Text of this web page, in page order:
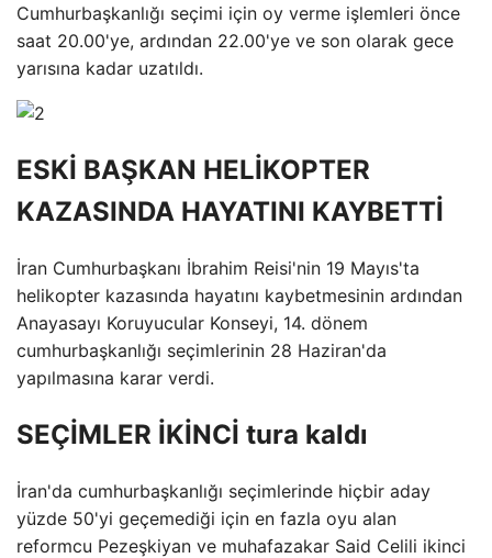
Cumhurbaşkanlığı seçimi için oy verme işlemleri önce
saat 20.00'ye, ardından 22.00'ye ve son olarak gece
yarısına kadar uzatıldı.
ESKİ BAŞKAN HELİKOPTER
KAZASINDA HAYATINI KAYBETTİ
İran Cumhurbaşkanı İbrahim Reisi'nin 19 Mayıs'ta
helikopter kazasında hayatını kaybetmesinin ardından
Anayasayı Koruyucular Konseyi, 14. dönem
cumhurbaşkanlığı seçimlerinin 28 Haziran'da
yapılmasına karar verdi.
SEÇİMLER İKİNCİ tura kaldı
İran'da cumhurbaşkanlığı seçimlerinde hiçbir aday
yüzde 50'yi geçemediği için en fazla oyu alan
reformcu Pezeşkiyan ve muhafazakar Said Celili ikinci